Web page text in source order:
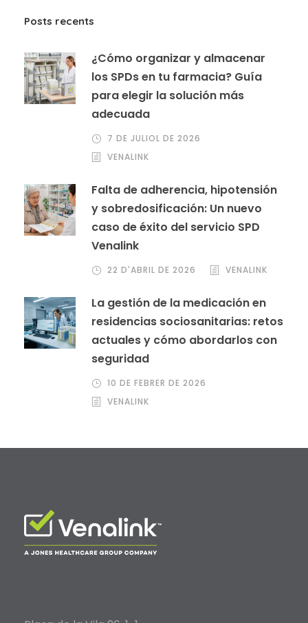
Posts recents
¿Cómo organizar y almacenar
los SPDs en tu farmacia? Guía
para elegir la solución más
adecuada
7 DE JULIOL DE 2026
VENALINK
Falta de adherencia, hipotensión
y sobredosificación: Un nuevo
caso de éxito del servicio SPD
Venalink
22 D'ABRIL DE 2026 VENALINK
La gestión de la medicación en
residencias sociosanitarias: retos
actuales y cómo abordarlos con
seguridad
10 DE FEBRER DE 2026
VENALINK